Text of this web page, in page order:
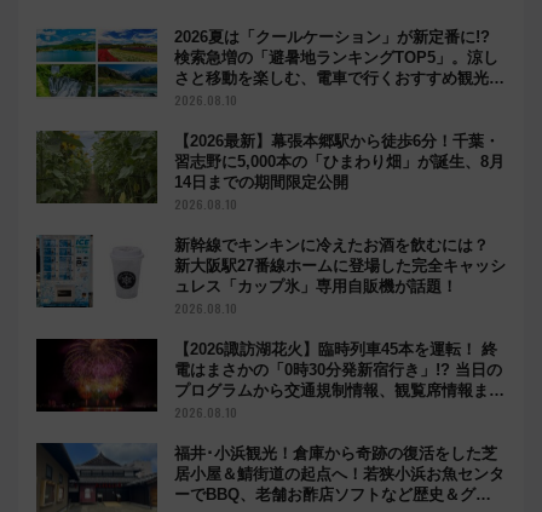
2026夏は「クールケーション」が新定番に!?
検索急増の「避暑地ランキングTOP5」。涼し
さと移動を楽しむ、電車で行くおすすめ観光情
報も
2026.08.10
【2026最新】幕張本郷駅から徒歩6分！千葉・
習志野に5,000本の「ひまわり畑」が誕生、8月
14日までの期間限定公開
2026.08.10
新幹線でキンキンに冷えたお酒を飲むには？
新大阪駅27番線ホームに登場した完全キャッシ
ュレス「カップ氷」専用自販機が話題！
2026.08.10
【2026諏訪湖花火】臨時列車45本を運転！ 終
電はまさかの「0時30分発新宿行き」!? 当日の
プログラムから交通規制情報、観覧席情報まで
徹底解説
2026.08.10
福井･小浜観光！倉庫から奇跡の復活をした芝
居小屋＆鯖街道の起点へ！若狭小浜お魚センタ
ーでBBQ、老舗お酢店ソフトなど歴史＆グル